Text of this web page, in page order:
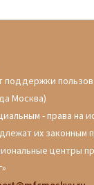
Москва)
- права на
их законным
центры